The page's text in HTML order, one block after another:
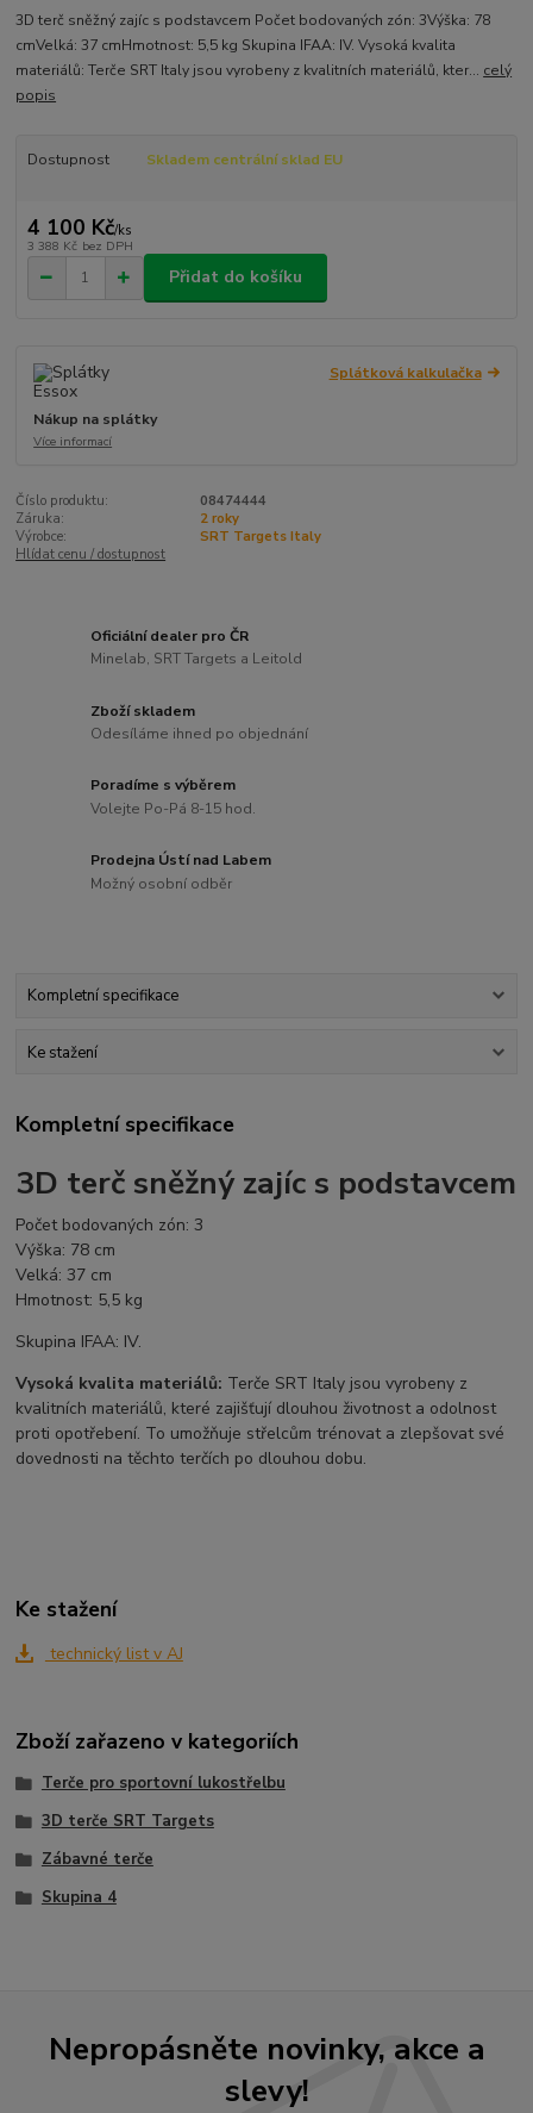
3D terč sněžný zajíc s podstavcem Počet bodovaných zón: 3Výška: 78
cmVelká: 37 cmHmotnost: 5,5 kg Skupina IFAA: IV. Vysoká kvalita
materiálů: Terče SRT Italy jsou vyrobeny z kvalitních materiálů, kter... celý
popis
Dostupnost Skladem centrální sklad EU
4 100 Kč/ks
3 388 Kč bez DPH
Přidat do košíku
Splátková kalkulačka
Nákup na splátky
Více informací
Číslo produktu:
08474444
Záruka:
2 roky
Výrobce:
SRT Targets Italy
Hlídat cenu / dostupnost
Oficiální dealer pro ČR
Minelab, SRT Targets a Leitold
Zboží skladem
Odesíláme ihned po objednání
Poradíme s výběrem
Volejte Po-Pá 8-15 hod.
Prodejna Ústí nad Labem
Možný osobní odběr
Kompletní specifikace
Ke stažení
Kompletní specifikace
3D terč sněžný zajíc s podstavcem
Počet bodovaných zón: 3
Výška: 78 cm
Velká: 37 cm
Hmotnost: 5,5 kg
Skupina IFAA: IV.
Vysoká kvalita materiálů: Terče SRT Italy jsou vyrobeny z
kvalitních materiálů, které zajišťují dlouhou životnost a odolnost
proti opotřebení. To umožňuje střelcům trénovat a zlepšovat své
dovednosti na těchto terčích po dlouhou dobu.
Ke stažení
technický list v AJ
Zboží zařazeno v kategoriích
Terče pro sportovní lukostřelbu
3D terče SRT Targets
Zábavné terče
Skupina 4
Nepropásněte novinky, akce a
slevy!